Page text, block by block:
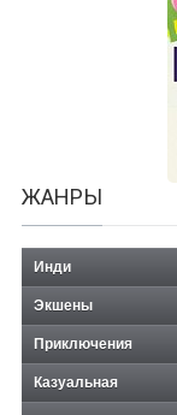
ЖАНРЫ
Инди
Экшены
Приключения
Казуальная